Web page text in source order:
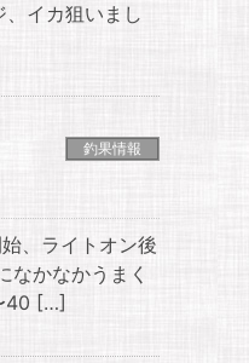
イカ狙いまし
釣果情報
、ライトオン後
なかなかうまく
40 […]